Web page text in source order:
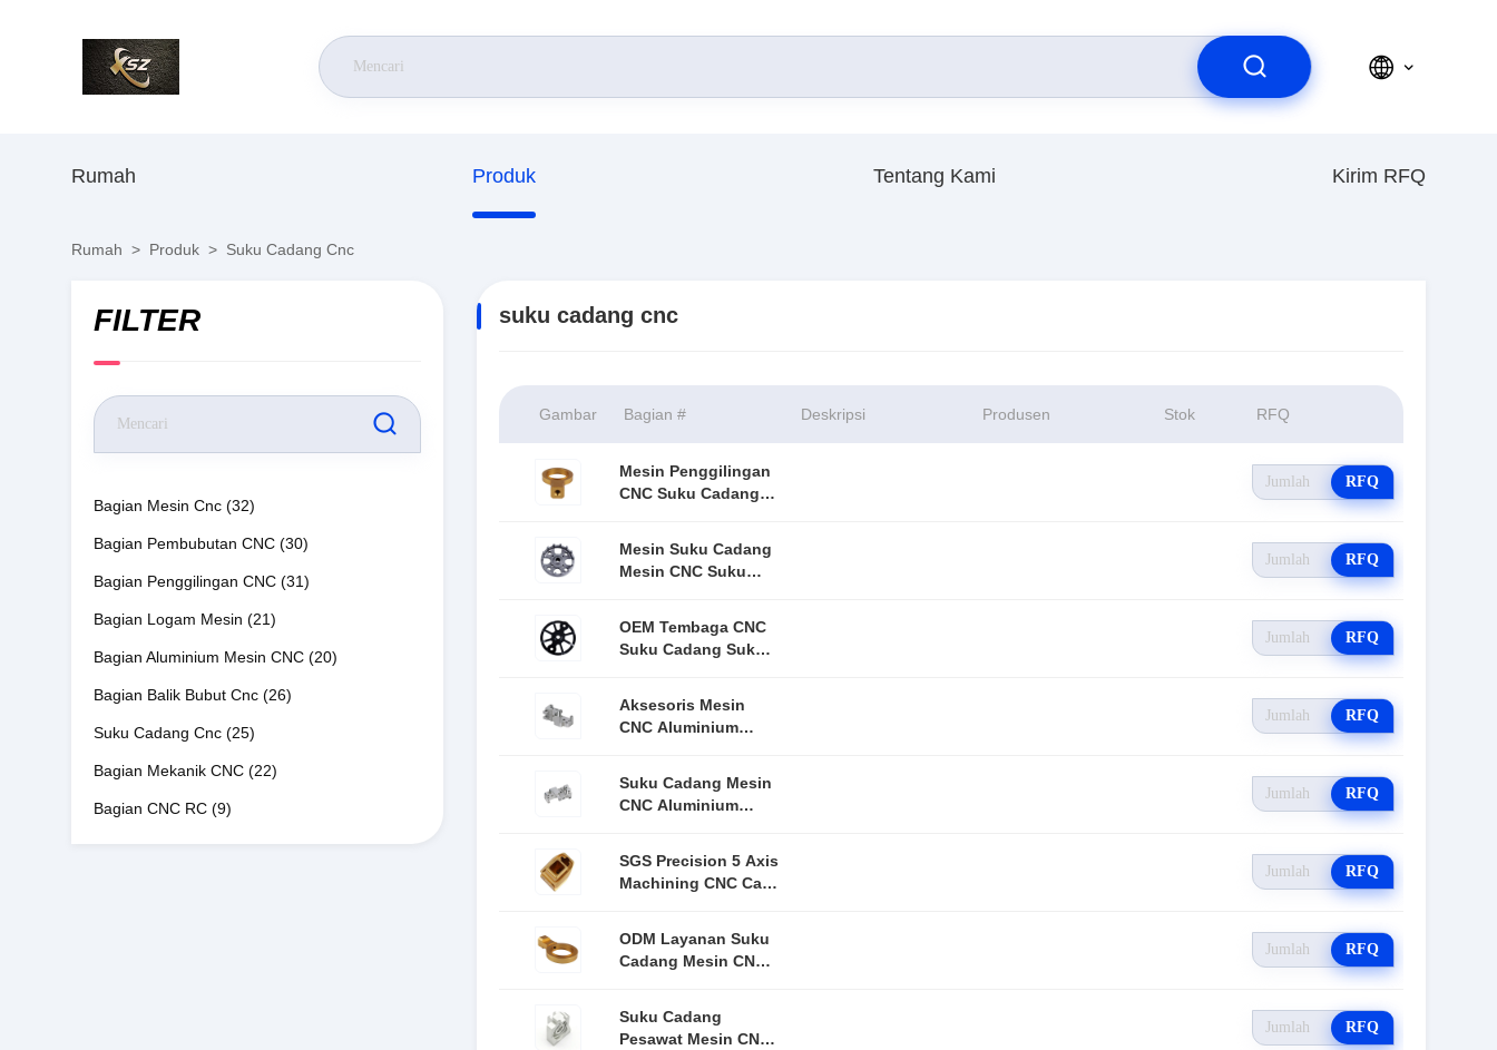
Rumah Produk Tentang Kami Kirim RFQ
Rumah > Produk > Suku Cadang Cnc
FILTER
Bagian Mesin Cnc (32)
Bagian Pembubutan CNC (30)
Bagian Penggilingan CNC (31)
Bagian Logam Mesin (21)
Bagian Aluminium Mesin CNC (20)
Bagian Balik Bubut Cnc (26)
Suku Cadang Cnc (25)
Bagian Mekanik CNC (22)
Bagian CNC RC (9)
suku cadang cnc
Gambar Bagian # Deskripsi Produsen Stok RFQ
Mesin Penggilingan
CNC Suku Cadang
RFQ
Mesin Suku Cadang
Mesin CNC Suku
Kustom
RFQ
OEM Tembaga CNC
Suku Cadang Suku
Penerbangan
RFQ
Aksesoris Mesin
CNC Aluminium
RFQ
Suku Cadang Mesin
CNC Aluminium
0.01mm
RFQ
SGS Precision 5 Axis
Machining CNC Car
RFQ
ODM Layanan Suku
Cadang Mesin CNC
RFQ
Suku Cadang
Pesawat Mesin CNC
RFQ